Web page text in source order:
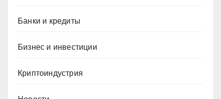
Банки и кредиты
Бизнес и инвестиции
Криптоиндустрия